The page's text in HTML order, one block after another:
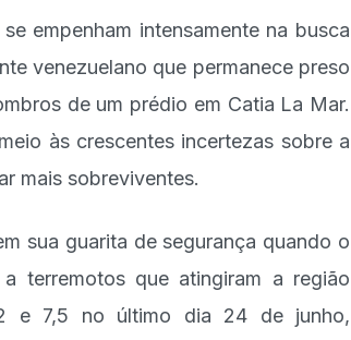
empenham intensamente na busca
venezuelano que permanece preso
de um prédio em Catia La Mar.
às crescentes incertezas sobre a
mais sobreviventes.
sua guarita de segurança quando o
terremotos que atingiram a região
e 7,5 no último dia 24 de junho,